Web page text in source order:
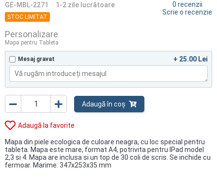
GE-MBL-2271 1-2 zile lucrătoare
STOC LIMITAT
0 recenzii
Scrie o recenzie
Personalizare
Mapa pentru Tableta
Mesaj gravat + 25.00 Lei
Adaugă în coș
Adaugă la favorite
Mapa din piele ecologica de culoare neagra, cu loc special pentru
tableta. Mapa este mare, format A4, potrivita pentru IPad model
2,3 si 4. Mapa are inclusa si un top de 30 coli de scris. Se inchide cu
fermoar. Marime: 347x253x35 mm